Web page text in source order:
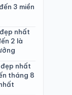
3 miền
nhất
2 là
đẹp nhất
tháng 8